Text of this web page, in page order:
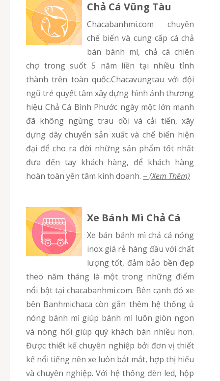
Chả Cá Vũng Tàu
chacabanhmi.com chuyên
chế biến và cung cấp cá chả
bán bánh mì, chả cá chiên
chợ trong suốt 5 năm liền tại nhiều tỉnh
thành trên toàn quốc.Chacavungtau với đội
ngũ trẻ quyết tâm xây dựng hình ảnh thương
hiệu Chả Cá Bình Phước ngày một lớn mạnh
đã không ngừng trau dồi và cải tiến, xây
dựng dây chuyển sản xuất và chế biến hiện
đại để cho ra đời những sản phẩm tốt nhất
đưa đến tay khách hàng, để khách hàng
hoàn toàn yên tâm kinh doanh. – (Xem Thêm)
Xe Bánh Mì Chả Cá
Xe bán bánh mì chả cá nóng
inox giá rẻ hàng đầu với chất
lượng tốt, đảm bảo bền đẹp
theo năm tháng là một trong những điểm
nổi bật tại chacabanhmi.com. Bên cạnh đó xe
bên Banhmichaca còn gắn thêm hệ thống ủ
nóng bánh mì giúp bánh mì luôn giòn ngon
và nóng hổi giúp quý khách bán nhiều hơn.
Được thiết kế chuyên nghiệp bởi đơn vị thiết
kế nổi tiếng nên xe luôn bắt mắt, hợp thị hiếu
và chuyên nghiệp. Với hệ thống đèn led, hộp